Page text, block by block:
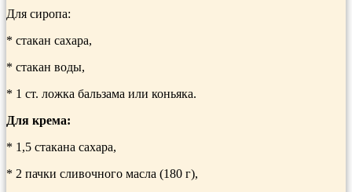
Для сиропа:
* стакан сахара,
* стакан воды,
* 1 ст. ложка бальзама или коньяка.
Для крема:
* 1,5 стакана сахара,
* 2 пачки сливочного масла (180 г),